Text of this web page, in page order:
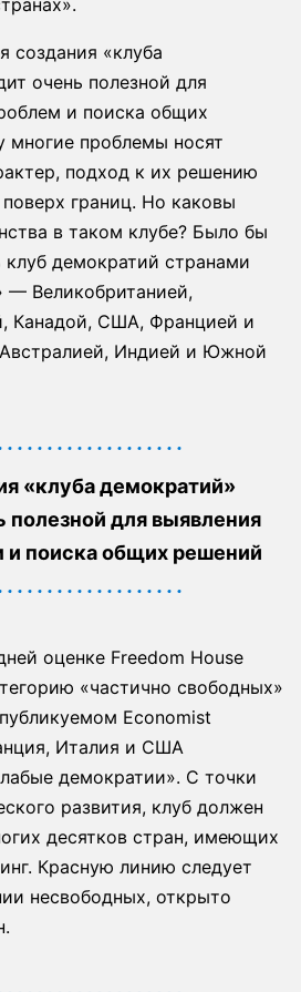
создания «клуба
очень полезной для
и поиска общих
многие проблемы носят
подход к их решению
границ. Но каковы
в таком клубе? Было бы
клуб демократий странами
— Великобританией,
Канадой, США, Францией и
Индией и Южной
«клуба демократий»
полезной для выявления
поиска общих решений
оценке Freedom House
«частично свободных»
Economist
Италия и США
демократии». С точки
развития, клуб должен
десятков стран, имеющих
Красную линию следует
несвободных, открыто